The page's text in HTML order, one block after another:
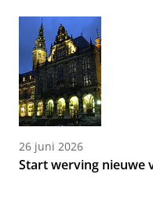
26 juni 2026
Start werving nieuwe